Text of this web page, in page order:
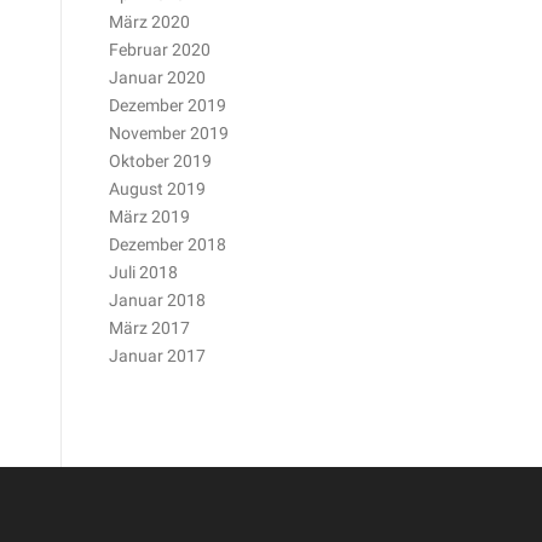
März 2020
Februar 2020
Januar 2020
Dezember 2019
November 2019
Oktober 2019
August 2019
März 2019
Dezember 2018
Juli 2018
Januar 2018
März 2017
Januar 2017